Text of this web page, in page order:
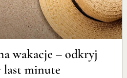
wakacje – odkryj
last minute